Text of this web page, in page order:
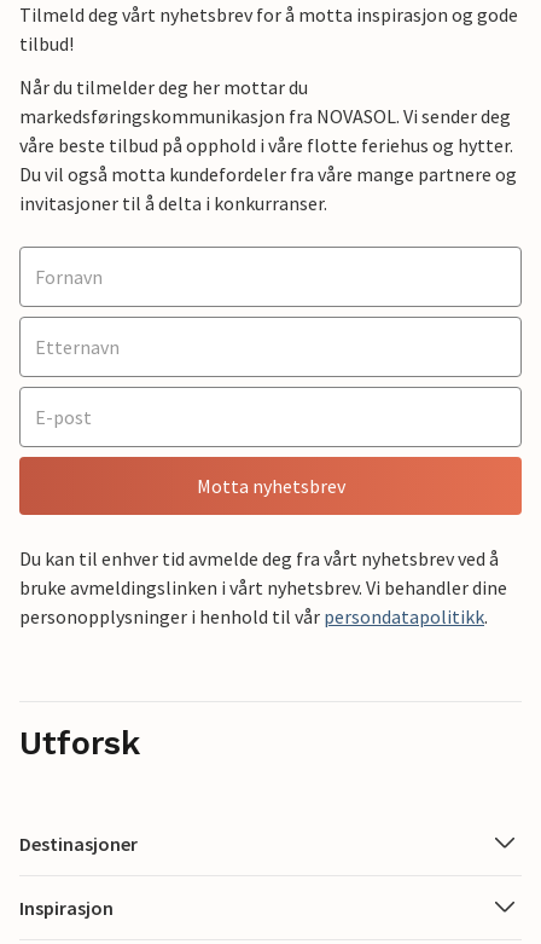
Tilmeld deg vårt nyhetsbrev for å motta inspirasjon og gode
tilbud!
Når du tilmelder deg her mottar du
markedsføringskommunikasjon fra NOVASOL. Vi sender deg
våre beste tilbud på opphold i våre flotte feriehus og hytter.
Du vil også motta kundefordeler fra våre mange partnere og
invitasjoner til å delta i konkurranser.
Motta nyhetsbrev
Du kan til enhver tid avmelde deg fra vårt nyhetsbrev ved å
bruke avmeldingslinken i vårt nyhetsbrev. Vi behandler dine
personopplysninger i henhold til vår persondatapolitikk.
Utforsk
Destinasjoner
Inspirasjon